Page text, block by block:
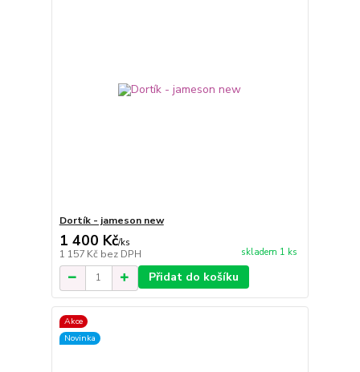
Dortík - jameson new
1 400 Kč/ks
1 157 Kč bez DPH skladem 1 ks
Přidat do košíku
Akce
Novinka